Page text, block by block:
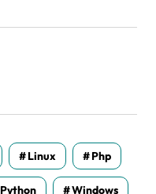
Linux Php
Python Windows